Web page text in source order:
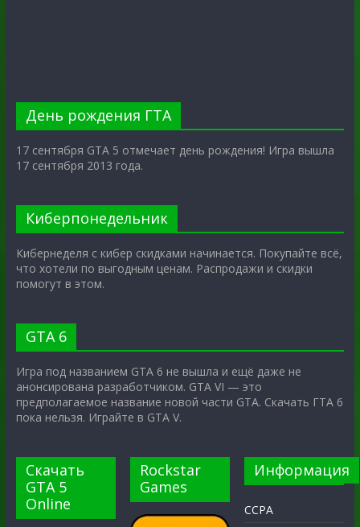
День рождения ГТА
17 сентября GTA 5 отмечает день рождения! Игра вышла
17 сентября 2013 года.
Киберпонедельник
Кибернеделя с кибер скидками начинается. Покупайте всё,
что хотели по выгодным ценам. Распродажи и скидки
помогут в этом.
GTA 6
Игра под названием GTA 6 не вышла и ещё даже не
анонсирована разработчиком. GTA VI — это
предполагаемое название новой части GTA. Скачать ГТА 6
пока нельзя. Играйте в GTA V.
Скачать
GTA 5
Online
Rockstar
Games
Информация
CCPA